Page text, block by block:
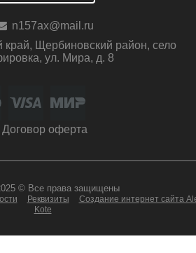
n157ax@mail.ru
край, Щербиновский район, село
ул. Мира, д. 8
Договор оферта
© Все права защищены
Реквизиты
Создание интернет сайта
Kote